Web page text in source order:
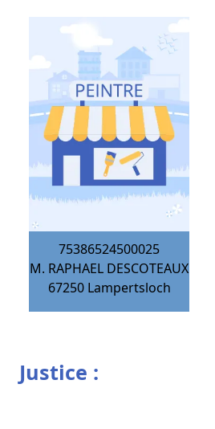
75386524500025
M. RAPHAEL DESCOTEAUX
67250 Lampertsloch
Justice :